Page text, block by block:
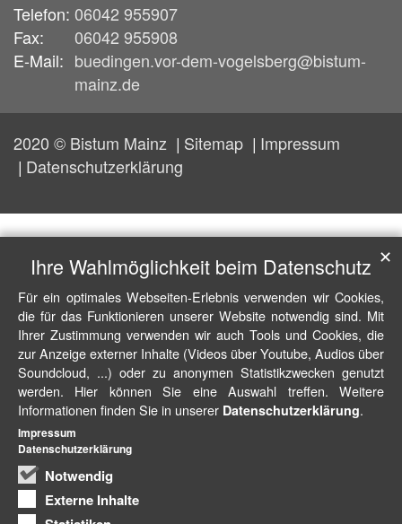
Telefon: 06042 955907
Fax:
06042 955908
E-Mail: buedingen.vor-dem-vogelsberg@bistum-
mainz.de
2020 © Bistum Mainz Sitemap
Impressum
Datenschutzerklärung
Ihre Wahlmöglichkeit beim Datenschutz
Für ein optimales Webseiten-Erlebnis verwenden wir Cookies,
die für das Funktionieren unserer Website notwendig sind. Mit
Ihrer Zustimmung verwenden wir auch Tools und Cookies, die
zur Anzeige externer Inhalte (Videos über Youtube, Audios über
Soundcloud, ...) oder zu anonymen Statistikzwecken genutzt
werden. Hier können Sie eine Auswahl treffen. Weitere
Informationen finden Sie in unserer Datenschutzerklärung.
Notwendig
Externe Inhalte
✕
Impressum
Datenschutzerklärung